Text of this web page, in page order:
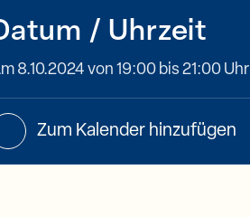
/ Uhrzeit
8.10.2024 von 19:00 bis 21:00 Uhr
Zum Kalender hinzufügen